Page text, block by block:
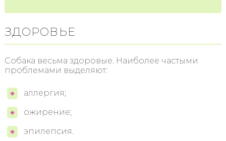
ЗДОРОВЬЕ
Собака весьма здоровые. Наиболее частыми
проблемами выделяют:
аллергия;
ожирение;
эпилепсия.